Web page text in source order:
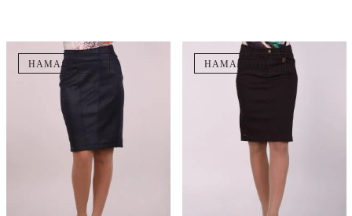
НАМАЛЕНИЕ! НАМАЛЕНИЕ!